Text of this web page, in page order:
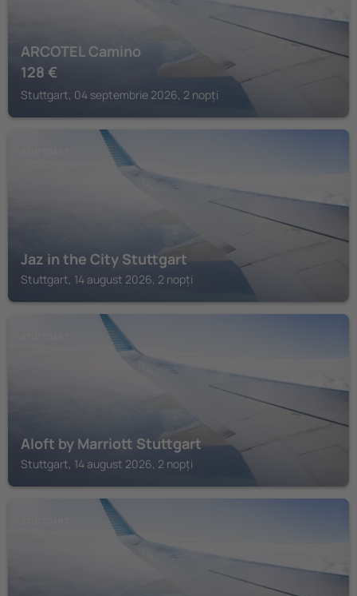
ARCOTEL Camino
128 €
Stuttgart, 04 septembrie 2026, 2 nopți
Jaz in the City Stuttgart
Stuttgart, 14 august 2026, 2 nopți
Aloft by Marriott Stuttgart
Stuttgart, 14 august 2026, 2 nopți